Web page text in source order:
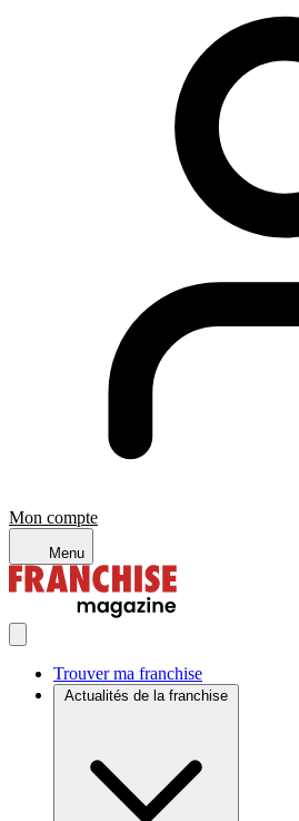
Mon compte
Menu
Trouver ma franchise
Actualités de la franchise